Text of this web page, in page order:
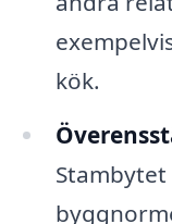
kök.